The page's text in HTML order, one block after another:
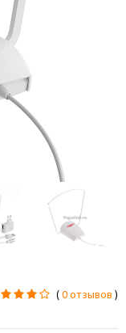
(0 отзывов )